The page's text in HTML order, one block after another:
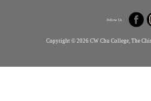
Follow Us
Copyright © 2026 CW Chu College, The